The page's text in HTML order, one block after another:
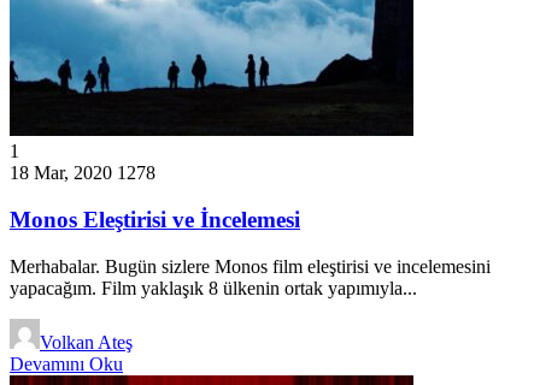
1
18 Mar, 2020 1278
Monos Eleştirisi ve İncelemesi
Merhabalar. Bugün sizlere Monos film eleştirisi ve incelemesini
yapacağım. Film yaklaşık 8 ülkenin ortak yapımıyla...
Volkan Ateş
Devamını Oku